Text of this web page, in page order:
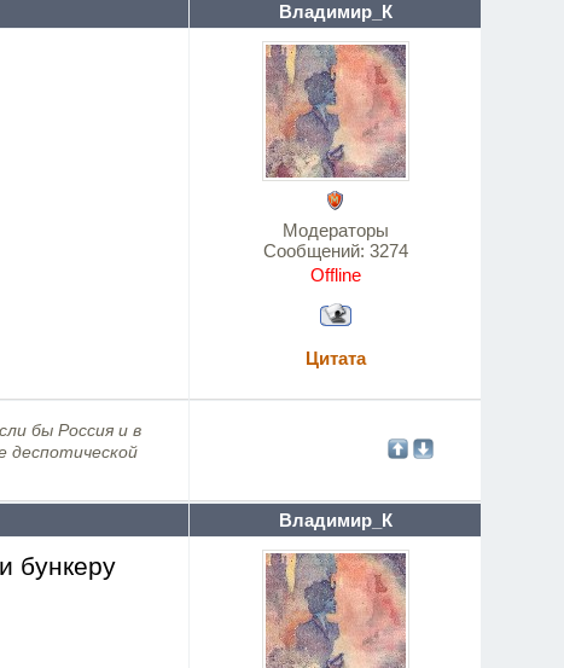
Владимир_К
Модераторы
Сообщений: 3274
Offline
Цитата
бы Россия и в
деспотической
Владимир_К
бункеру